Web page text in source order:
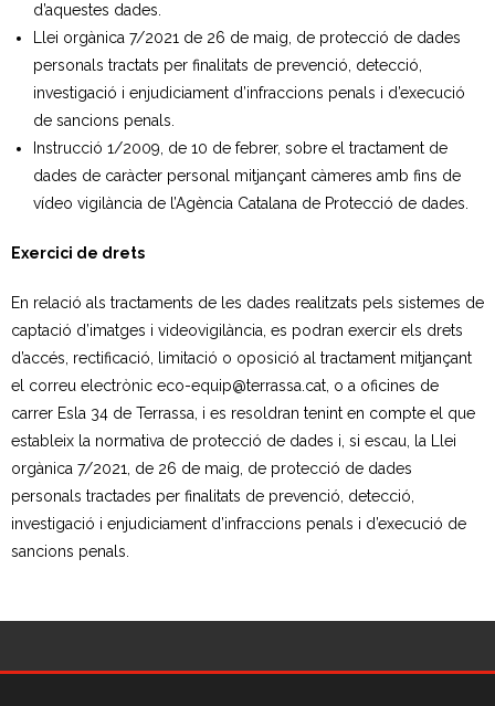
d’aquestes dades.
Llei orgànica 7/2021 de 26 de maig, de protecció de dades
personals tractats per finalitats de prevenció, detecció,
investigació i enjudiciament d’infraccions penals i d’execució
de sancions penals.
Instrucció 1/2009, de 10 de febrer, sobre el tractament de
dades de caràcter personal mitjançant càmeres amb fins de
vídeo vigilància de l’Agència Catalana de Protecció de dades.
Exercici de drets
En relació als tractaments de les dades realitzats pels sistemes de
captació d’imatges i videovigilància, es podran exercir els drets
d’accés, rectificació, limitació o oposició al tractament mitjançant
el correu electrònic eco-equip@terrassa.cat, o a oficines de
carrer Esla 34 de Terrassa, i es resoldran tenint en compte el que
estableix la normativa de protecció de dades i, si escau, la Llei
orgànica 7/2021, de 26 de maig, de protecció de dades
personals tractades per finalitats de prevenció, detecció,
investigació i enjudiciament d’infraccions penals i d’execució de
sancions penals.